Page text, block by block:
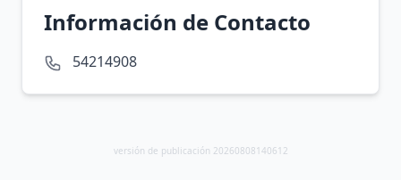
Información de Contacto
54214908
versión de publicación 20260808140612